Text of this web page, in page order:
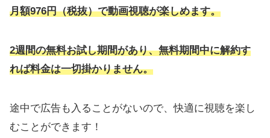
月額976円（税抜）で動画視聴が楽しめます。
2週間の無料お試し期間があり、無料期間中に解約す
れば料金は一切掛かりません。
途中で広告も入ることがないので、快適に視聴を楽し
むことができます！